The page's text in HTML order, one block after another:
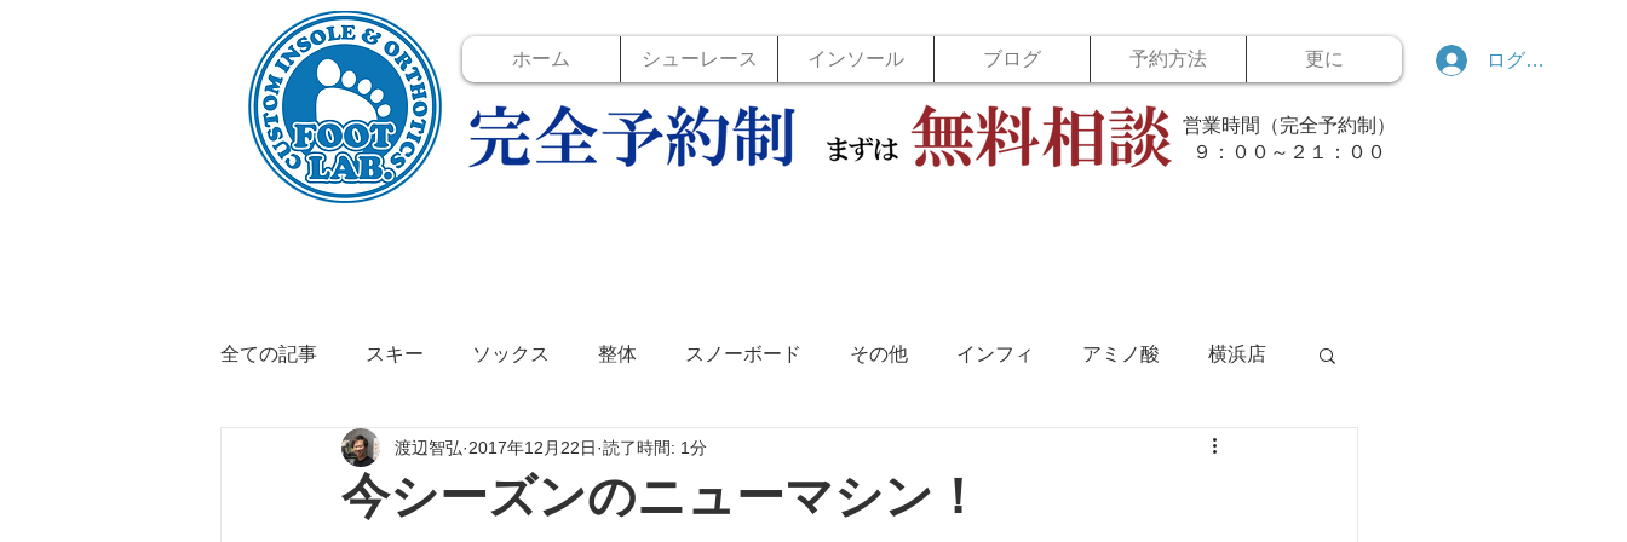
ホーム シューレース インソール ブログ 予約方法 更に
営業時間（完全予約制）
​９：００～２１：００
ログイン
全ての記事 スキー ソックス 整体 スノーボード その他 インフィ アミノ酸 横浜店
イベント インソール フットラボ ボウリング
今シーズンのニューマシン！
渡辺智弘 2017年12月22日 読了時間: 1分